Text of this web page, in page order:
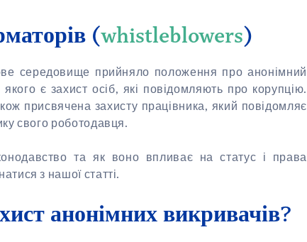
(whistleblowers)
середовище прийняло положення про анонімний
є захист осіб, які повідомляють про корупцію.
присвячена захисту працівника, який повідомляє
свого роботодавця.
та як воно впливає на статус і права
з нашої статті.
анонімних викривачів?